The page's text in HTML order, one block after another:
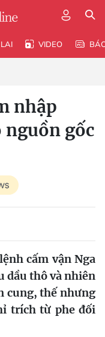
VIDEO
nhập
gốc
cấm vận Nga
dầu thô và nhiên
cung, thế nhưng
trích từ phe đối